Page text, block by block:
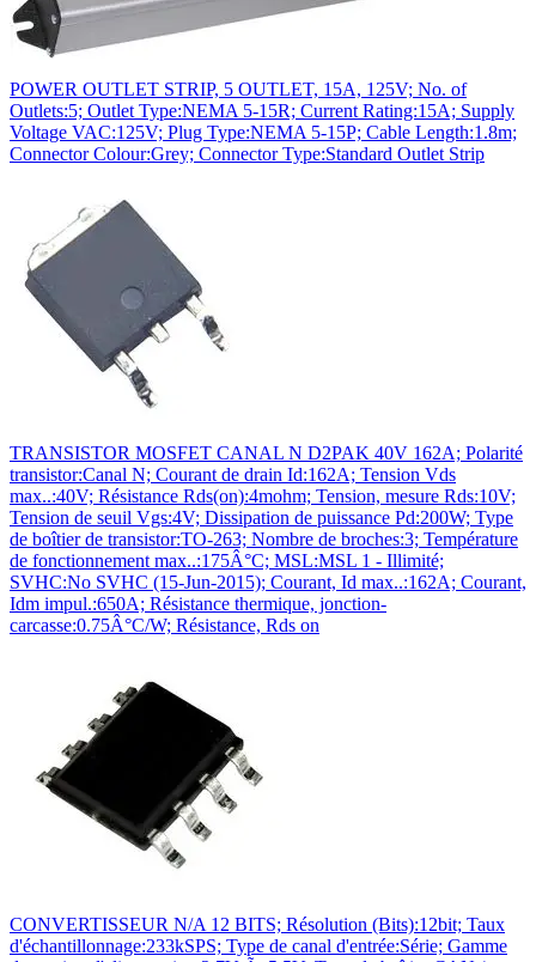
POWER OUTLET STRIP, 5 OUTLET, 15A, 125V; No. of
Outlets:5; Outlet Type:NEMA 5-15R; Current Rating:15A; Supply
Voltage VAC:125V; Plug Type:NEMA 5-15P; Cable Length:1.8m;
Connector Colour:Grey; Connector Type:Standard Outlet Strip
TRANSISTOR MOSFET CANAL N D2PAK 40V 162A; Polarité
transistor:Canal N; Courant de drain Id:162A; Tension Vds
max..:40V; Résistance Rds(on):4mohm; Tension, mesure Rds:10V;
Tension de seuil Vgs:4V; Dissipation de puissance Pd:200W; Type
de boîtier de transistor:TO-263; Nombre de broches:3; Température
de fonctionnement max..:175Â°C; MSL:MSL 1 - Illimité;
SVHC:No SVHC (15-Jun-2015); Courant, Id max..:162A; Courant,
Idm impul.:650A; Résistance thermique, jonction-
carcasse:0.75Â°C/W; Résistance, Rds on
CONVERTISSEUR N/A 12 BITS; Résolution (Bits):12bit; Taux
d'échantillonnage:233kSPS; Type de canal d'entrée:Série; Gamme